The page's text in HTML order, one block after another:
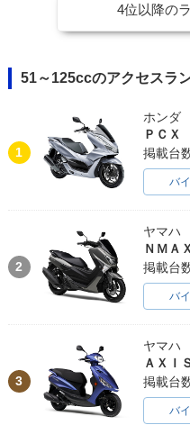
4位以降の
51～125ccのアクセスラ
1
ホンダ
ＰＣＸ
掲載台
バ
2
ヤマハ
ＮＭＡＸ
掲載台
バ
3
ヤマハ
ＡＸＩ
掲載台
バ